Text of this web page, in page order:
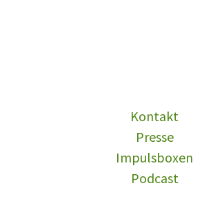
Kontakt
Presse
Impulsboxen
Podcast